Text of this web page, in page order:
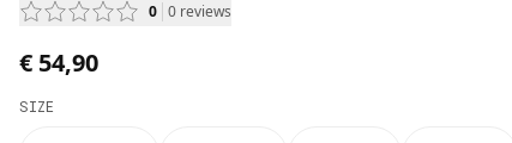
0 0 reviews
€ 54,90
SIZE